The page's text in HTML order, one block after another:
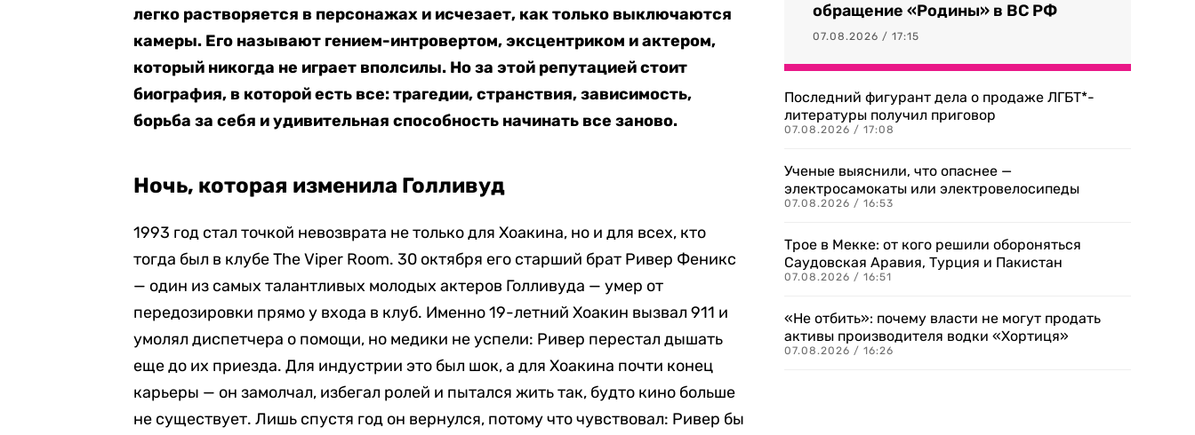
легко растворяется в персонажах и исчезает, как только выключаются
камеры. Его называют гением-интровертом, эксцентриком и актером,
который никогда не играет вполсилы. Но за этой репутацией стоит
биография, в которой есть все: трагедии, странствия, зависимость,
борьба за себя и удивительная способность начинать все заново.
Ночь, которая изменила Голливуд
1993 год стал точкой невозврата не только для Хоакина, но и для всех, кто
тогда был в клубе The Viper Room. 30 октября его старший брат Ривер Феникс
— один из самых талантливых молодых актеров Голливуда — умер от
передозировки прямо у входа в клуб. Именно 19-летний Хоакин вызвал 911 и
умолял диспетчера о помощи, но медики не успели: Ривер перестал дышать
еще до их приезда. Для индустрии это был шок, а для Хоакина почти конец
карьеры — он замолчал, избегал ролей и пытался жить так, будто кино больше
не существует. Лишь спустя год он вернулся, потому что чувствовал: Ривер бы
обращение «Родины» в ВС РФ
07.08.2026 / 17:15
Последний фигурант дела о продаже ЛГБТ*-
литературы получил приговор
07.08.2026 / 17:08
Ученые выяснили, что опаснее —
электросамокаты или электровелосипеды
07.08.2026 / 16:53
Трое в Мекке: от кого решили обороняться
Саудовская Аравия, Турция и Пакистан
07.08.2026 / 16:51
«Не отбить»: почему власти не могут продать
активы производителя водки «Хортиця»
07.08.2026 / 16:26